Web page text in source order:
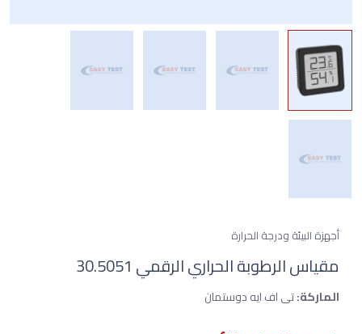
أجهزة البيئة ودرجة الحرارة
مقياس الرطوبة الحراري الرقمي 30.5051
الماركة:تى اف ايه دوستمان